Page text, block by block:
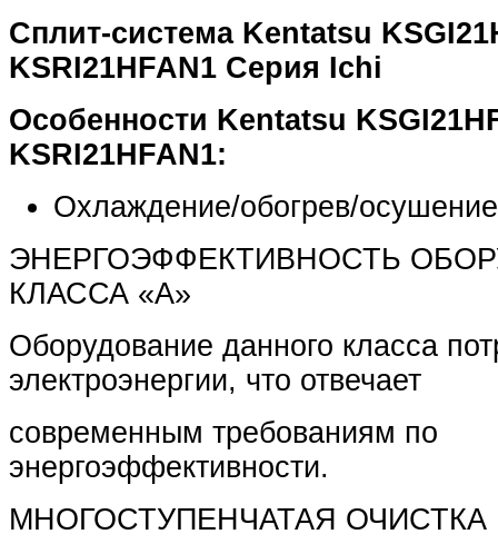
Cплит-система Kentatsu
KSRI21HFAN1 Серия Ichi
Особенности Kentatsu
KSRI21HFAN1:
Охлаждение/обогрев/
ЭНЕРГОЭФФЕКТИВНОСТЬ
КЛАССА «А»
Оборудование данного класса
электроэнергии, что отвечает
современным требованиям по
энергоэффективности.
МНОГОСТУПЕНЧАТАЯ ОЧИСТКА